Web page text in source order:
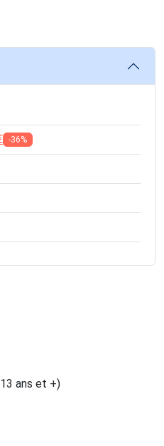
-36%
ans et +)